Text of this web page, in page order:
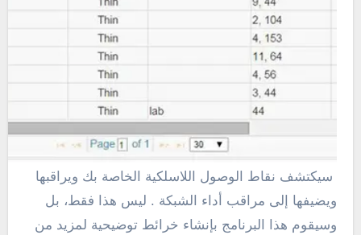
سيكتشف نقاط الوصول اللاسلكية الخاصة بك ويراقبها
ويضيفها إلى مراقب أداء الشبكة . ليس هذا فقط، بل
وسيقوم هذا البرنامج بإنشاء خرائط توضيحية لمزيد من